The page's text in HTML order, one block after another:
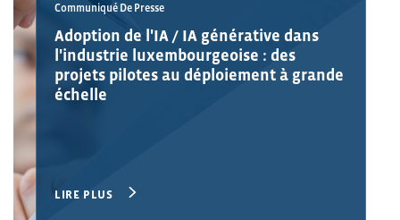
Communiqué De Presse
Adoption de l'IA / IA générative dans
l'industrie luxembourgeoise : des
projets pilotes au déploiement à grande
échelle
LIRE PLUS